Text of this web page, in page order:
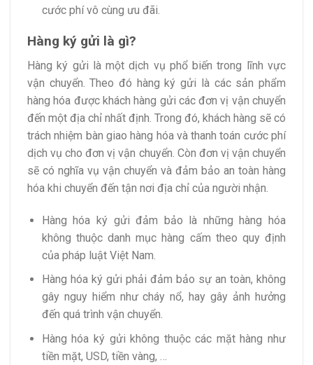
cước phí vô cùng ưu đãi.
Hàng ký gửi là gì?
Hàng ký gửi là một dịch vụ phổ biến trong lĩnh vực
vận chuyển. Theo đó hàng ký gửi là các sản phẩm
hàng hóa được khách hàng gửi các đơn vị vận chuyển
đến một địa chỉ nhất định. Trong đó, khách hàng sẽ có
trách nhiệm bàn giao hàng hóa và thanh toán cước phí
dịch vụ cho đơn vị vận chuyển. Còn đơn vị vận chuyển
sẽ có nghĩa vụ vận chuyển và đảm bảo an toàn hàng
hóa khi chuyển đến tận nơi địa chỉ của người nhận.
Hàng hóa ký gửi đảm bảo là những hàng hóa
không thuộc danh mục hàng cấm theo quy định
của pháp luật Việt Nam.
Hàng hóa ký gửi phải đảm bảo sự an toàn, không
gây nguy hiểm như cháy nổ, hay gây ảnh hưởng
đến quá trình vận chuyển.
Hàng hóa ký gửi không thuộc các mặt hàng như
tiền mặt, USD, tiền vàng, …